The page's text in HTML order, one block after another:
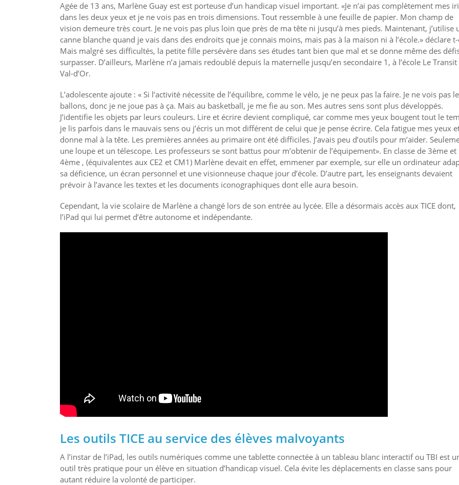
Agée de 13 ans, Marlène Guay est est porteuse d’un handicap visuel important. «Je n’ai pas complètement mes
dans les deux yeux et je ne vois pas en trois dimensions. Tout ressemble à une feuille de papier. Mon champ de
vision demeure très court. Je ne vois pas plus loin que près de ma tête ni jusqu’à mes pieds. Maintenant, j’utilise
canne blanche quand je vais dans des endroits que je connais moins, mais pas à la maison ni à l’école.» déclare
Mais malgré ses difficultés, la petite fille persévère dans ses études tant bien que mal et se donne même des
surpasser. D’ailleurs, Marlène n’a jamais redoublé depuis la maternelle jusqu’en secondaire 1, à l’école Le Transit
Val-d’Or.
L’adolescente ajoute : « Si l’activité nécessite de l’équilibre, comme le vélo, je ne peux pas la faire. Je ne vois pas
ballons, donc je ne joue pas à ça. Mais au basketball, je me fie au son. Mes autres sens sont plus développés.
J’identifie les objets par leurs couleurs. Lire et écrire devient compliqué, car comme mes yeux bougent tout le
je lis parfois dans le mauvais sens ou j’écris un mot différent de celui que je pense écrire. Cela fatigue mes yeux
donne mal à la tête. Les premières années au primaire ont été difficiles. J’avais peu d’outils pour m’aider.
une loupe et un télescope. Les professeurs se sont battus pour m’obtenir de l’équipement». En classe de 3ème et
4ème , (équivalentes aux CE2 et CM1) Marlène devait en effet, emmener par exemple, sur elle un ordinateur
sa déficience, un écran personnel et une visionneuse chaque jour d’école. D’autre part, les enseignants devaient
prévoir à l’avance les textes et les documents iconographiques dont elle aura besoin.
Cependant, la vie scolaire de Marlène a changé lors de son entrée au lycée. Elle a désormais accès aux TICE dont,
l’iPad qui lui permet d’être autonome et indépendante.
Les outils TICE au service des élèves malvoyants
A l’instar de l’iPad, les outils numériques comme une tablette connectée à un tableau blanc interactif ou TBI est
outil très pratique pour un élève en situation d’handicap visuel. Cela évite les déplacements en classe sans pour
autant réduire la volonté de participer.